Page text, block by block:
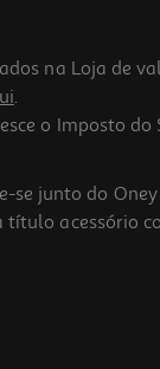
na Loja de
.
o Imposto do
se junto do
acessório